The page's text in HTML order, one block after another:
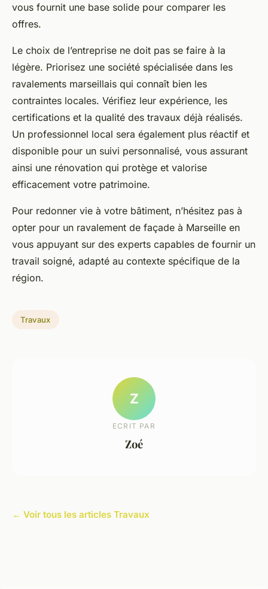
vous fournit une base solide pour comparer les
offres.
Le choix de l’entreprise ne doit pas se faire à la
légère. Priorisez une société spécialisée dans les
ravalements marseillais qui connaît bien les
contraintes locales. Vérifiez leur expérience, les
certifications et la qualité des travaux déjà réalisés.
Un professionnel local sera également plus réactif et
disponible pour un suivi personnalisé, vous assurant
ainsi une rénovation qui protège et valorise
efficacement votre patrimoine.
Pour redonner vie à votre bâtiment, n’hésitez pas à
opter pour un ravalement de façade à Marseille en
vous appuyant sur des experts capables de fournir un
travail soigné, adapté au contexte spécifique de la
région.
Travaux
Z
ECRIT PAR
Zoé
← Voir tous les articles Travaux